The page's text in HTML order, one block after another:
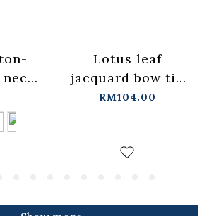
】
Lotus leaf
jacquard bow tie
spaghetti strap
in stock+pre-order
RM104.00